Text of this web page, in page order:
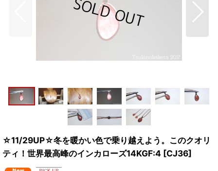
☆11/29UP☆冬を暖かい色で乗り越えよう。このクオリ
ティ！世界最高峰のインカローズ14KGF:4 [CJ36]